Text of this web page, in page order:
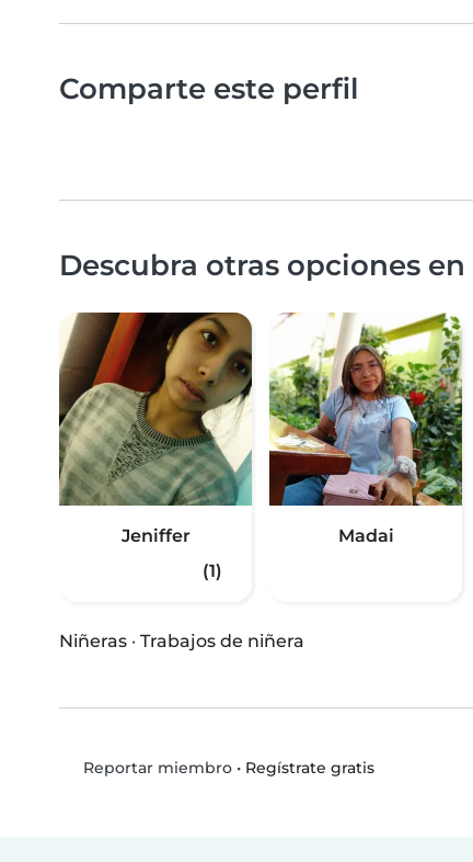
Comparte este perfil
Descubra otras opciones
Jeniffer
(1)
Madai
Niñeras · Trabajos de niñera
Reportar miembro• Regístrate gratis